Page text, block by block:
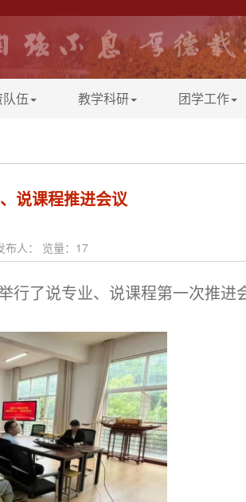
伍 教学科研 团学工作
说课程推进会议​
人： 览量： 17
行了说专业、说课程第一次推进